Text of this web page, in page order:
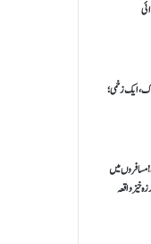
ایک زخمی؛
مسافروں میں
خیز واقعہ